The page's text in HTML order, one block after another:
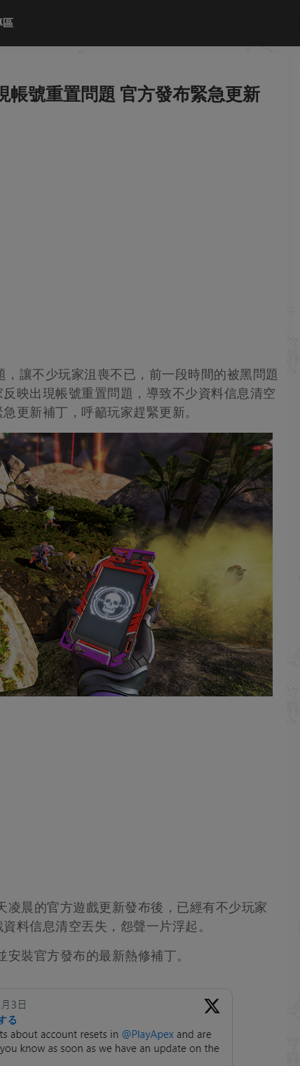
區
帳號重置問題 官方發布緊急更新
讓不少玩家沮喪不已，前一段時間的被黑問題
映出現帳號重置問題，導致不少資料信息清空
更新補丁，呼籲玩家趕緊更新。
凌晨的官方遊戲更新發布後，已經有不少玩家
料信息清空丟失，怨聲一片浮起。
裝官方發布的最新熱修補丁。